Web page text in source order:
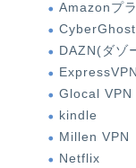
Amazonプ
DAZN(ダゾ
ExpressVPN
Glocal VPN
kindle
Millen VPN
Netflix